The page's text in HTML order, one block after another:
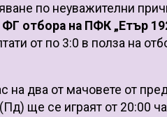
по неуважителни
ФГ отбора на ПФК „Етър
от по 3:0 в полза на
на два от мачовете от
ще се играят от 20:00